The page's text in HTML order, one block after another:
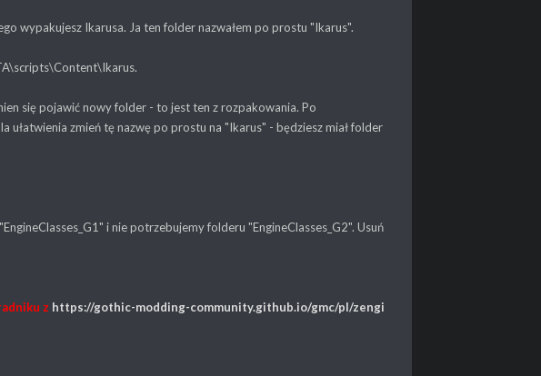
wypakujesz Ikarusa. Ja ten folder nazwałem po prostu "Ikarus".
się pojawić nowy folder - to jest ten z rozpakowania. Po
ułatwienia zmień tę nazwę po prostu na "Ikarus" - będziesz miał folder
i nie potrzebujemy folderu "EngineClasses_G2". Usuń
z https://gothic-modding-community.github.io/gmc/pl/zengi